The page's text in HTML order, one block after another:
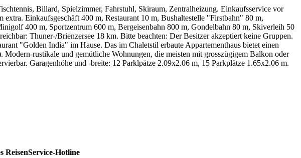
Billard, Spielzimmer, Fahrstuhl, Skiraum, Zentralheizung. Einkaufsservice vor
Einkaufsgeschäft 400 m, Restaurant 10 m, Bushaltestelle "Firstbahn" 80 m,
400 m, Sportzentrum 600 m, Bergeisenbahn 800 m, Gondelbahn 80 m, Skiverleih 50
Thuner-/Brienzersee 18 km. Bitte beachten: Der Besitzer akzeptiert keine Gruppen.
"Golden India" im Hause. Das im Chaletstil erbaute Appartementhaus bietet einen
rustikale und gemütliche Wohnungen, die meisten mit grosszügigem Balkon oder
Garagenhöhe und -breite: 12 Parklpätze 2.09x2.06 m, 15 Parkplätze 1.65x2.06 m.
ReisenService-Hotline